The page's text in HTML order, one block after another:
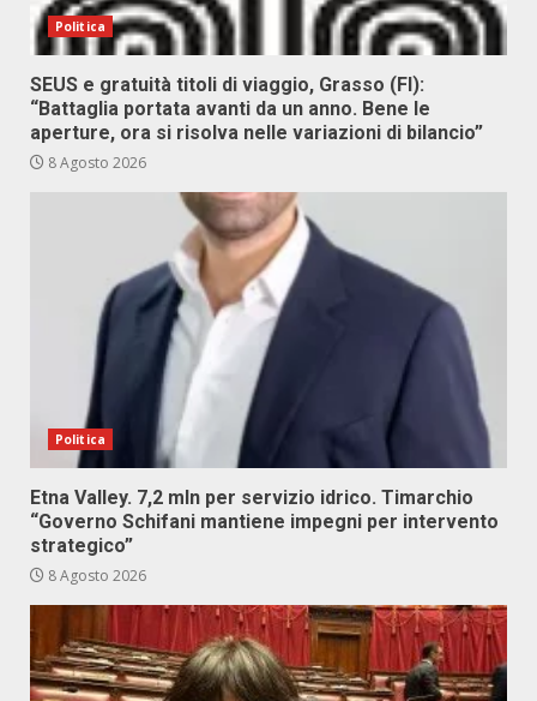
Politica
SEUS e gratuità titoli di viaggio, Grasso (FI):
“Battaglia portata avanti da un anno. Bene le
aperture, ora si risolva nelle variazioni di bilancio”
8 Agosto 2026
Politica
Etna Valley. 7,2 mln per servizio idrico. Timarchio
“Governo Schifani mantiene impegni per intervento
strategico”
8 Agosto 2026